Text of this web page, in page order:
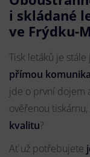
i skládané
ve Frýdku-
Tisk letáků je
přímou
jde o první dojem
ověřenou
kvalitu?
Ať už potřebujete